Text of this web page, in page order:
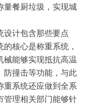
量餐厨垃圾，实现城
设计包含那些要点
核心是称重系统，
械能够实现抵抗高温
防撞击等功能，与此
重系统还应做到全系
管理相关部门能够针